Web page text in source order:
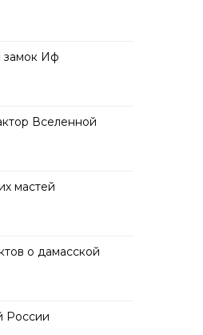
замок Иф
Вселенной
мастей
о дамасской
России